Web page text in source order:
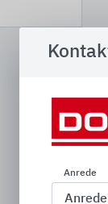
Anrede